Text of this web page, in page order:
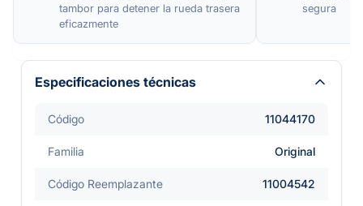
tambor para detener la rueda trasera
eficazmente
segura
Especificaciones técnicas
Código 11044170
Familia Original
Código Reemplazante 11004542